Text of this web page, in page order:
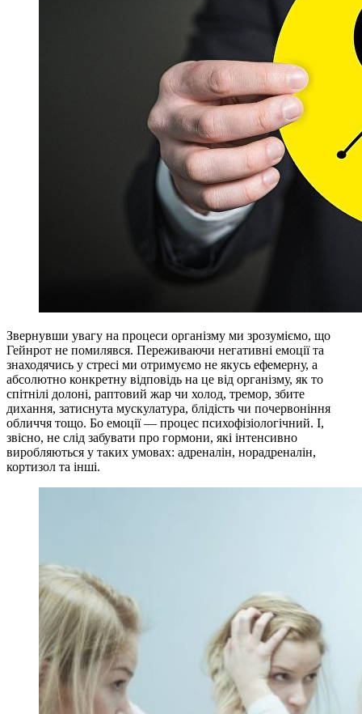
Звернувши увагу на процеси організму ми зрозуміємо, що
Гейнрот не помилявся. Переживаючи негативні емоції та
знаходячись у стресі ми отримуємо не якусь ефемерну, а
абсолютно конкретну відповідь на це від організму, як то
спітнілі долоні, раптовий жар чи холод, тремор, збите
дихання, затиснута мускулатура, блідість чи почервоніння
обличчя тощо. Бо емоції — процес психофізіологічний. І,
звісно, не слід забувати про гормони, які інтенсивно
виробляються у таких умовах: адреналін, норадреналін,
кортизол та інші.